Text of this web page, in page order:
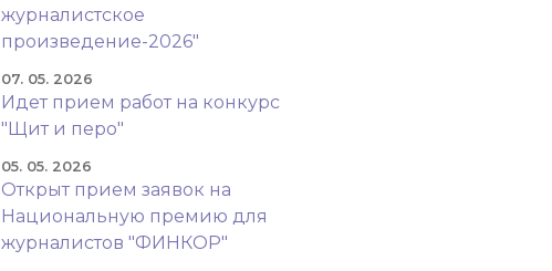
журналистское
произведение-2026"
07. 05. 2026
Идет прием работ на конкурс
"Щит и перо"
05. 05. 2026
Открыт прием заявок на
Национальную премию для
журналистов "ФИНКОР"